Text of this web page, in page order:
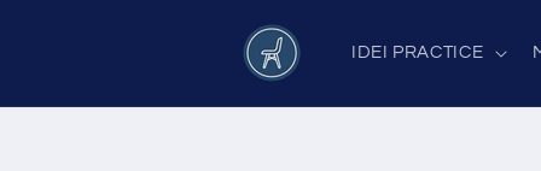
IDEI PRACTICE